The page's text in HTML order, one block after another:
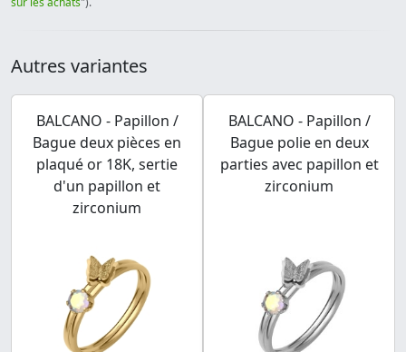
Autres variantes
BALCANO - Papillon /
Bague deux pièces en
plaqué or 18K, sertie
d'un papillon et
zirconium
BALCANO - Papillon /
Bague polie en deux
parties avec papillon et
zirconium